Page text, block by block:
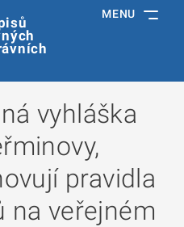
MENU
vyhláška
pravidla
na veřejném